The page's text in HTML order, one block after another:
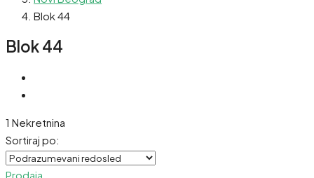
Blok 44
Blok 44
1 Nekretnina
Sortiraj po:
Prodaja